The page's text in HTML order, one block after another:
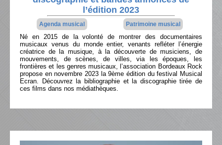
l’édition 2023
Agenda musical Patrimoine musical
Né en 2015 de la volonté de montrer des documentaires
musicaux venus du monde entier, venants refléter l’énergie
créatrice de la musique, à la découverte de musiciens, de
mouvements, de scènes, de villes, via les époques, les
frontières et les genres musicaux, l’association Bordeaux Rock
propose en novembre 2023 la 9ème édition du festival Musical
Ecran. Découvrez la bibliographie et la discographie tirée de
ces films dans nos médiathèques.